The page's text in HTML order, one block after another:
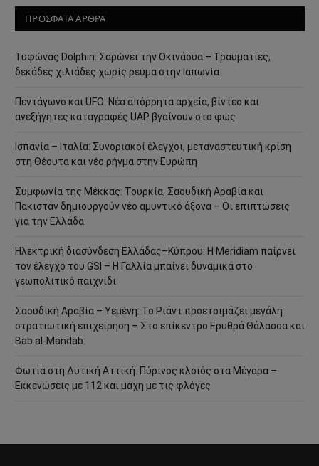
ΠΡΟΣΦΑΤΑ ΑΡΘΡΑ
Τυφώνας Dolphin: Σαρώνει την Οκινάουα – Τραυματίες,
δεκάδες χιλιάδες χωρίς ρεύμα στην Ιαπωνία
Πεντάγωνο και UFO: Νέα απόρρητα αρχεία, βίντεο και
ανεξήγητες καταγραφές UAP βγαίνουν στο φως
Ισπανία – Ιταλία: Συνοριακοί έλεγχοι, μεταναστευτική κρίση
στη Θέουτα και νέο ρήγμα στην Ευρώπη
Συμφωνία της Μέκκας: Τουρκία, Σαουδική Αραβία και
Πακιστάν δημιουργούν νέο αμυντικό άξονα – Οι επιπτώσεις
για την Ελλάδα
Ηλεκτρική διασύνδεση Ελλάδας–Κύπρου: Η Meridiam παίρνει
τον έλεγχο του GSI – Η Γαλλία μπαίνει δυναμικά στο
γεωπολιτικό παιχνίδι
Σαουδική Αραβία – Υεμένη: Το Ριάντ προετοιμάζει μεγάλη
στρατιωτική επιχείρηση – Στο επίκεντρο Ερυθρά Θάλασσα και
Bab al-Mandab
Φωτιά στη Δυτική Αττική: Πύρινος κλοιός στα Μέγαρα –
Εκκενώσεις με 112 και μάχη με τις φλόγες